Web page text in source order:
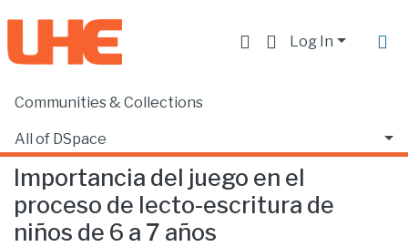
Log In
Communities & Collections
All of DSpace
Statistics
Home Facultad de Educación
Importancia del juego en el
proceso de lecto-escritura de
niños de 6 a 7 años